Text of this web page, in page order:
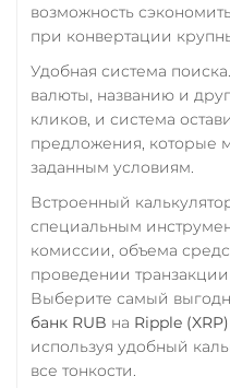
возможность
при конвертации
Удобная система
валюты, названию и
кликов, и система
предложения, которые
заданным условиям.
Встроенный
специальным
комиссии, объема
проведении
Выберите самый
банк RUB на Ripple (XRP)
используя удобный
все тонкости.